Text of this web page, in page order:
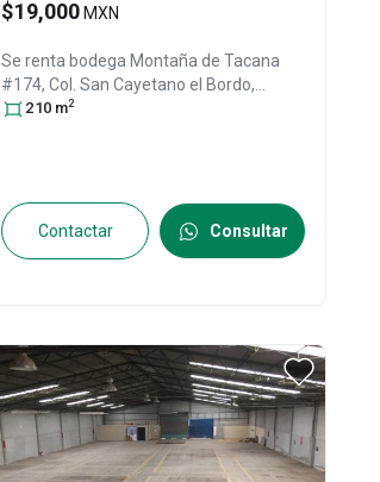
$19,000 MXN
Se renta bodega Montaña de Tacana
#174, Col. San Cayetano el Bordo,
Pachuca de Soto
210 m2
Contactar Consultar